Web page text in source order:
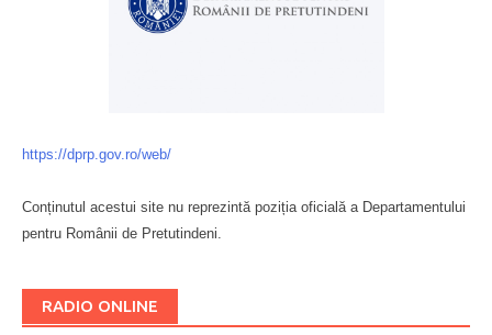
https://dprp.gov.ro/web/
Conținutul acestui site nu reprezintă poziția oficială a Departamentului
pentru Românii de Pretutindeni.
RADIO ONLINE